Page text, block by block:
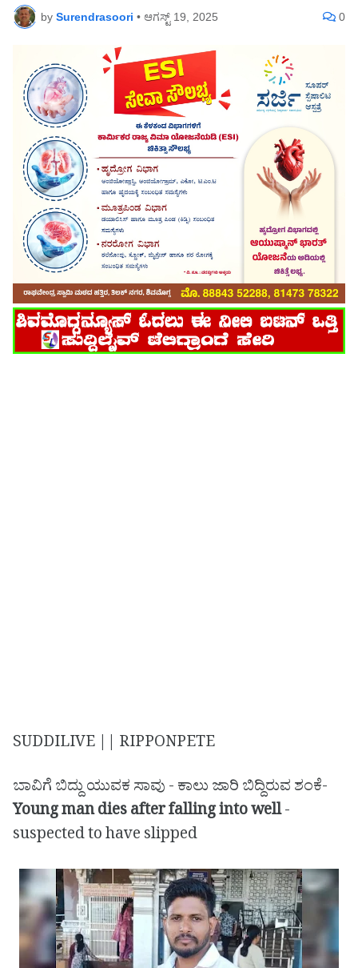
by Surendrasoori • ಆಗಸ್ಟ್ 19, 2025 0
SUDDILIVE || RIPPONPETE
ಬಾವಿಗೆ ಬಿದ್ದು ಯುವಕ ಸಾವು - ಕಾಲು ಜಾರಿ ಬಿದ್ದಿರುವ ಶಂಕೆ-
Young man dies after falling into well-
suspected to have slipped